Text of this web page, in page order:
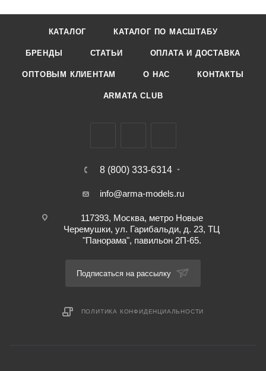
КАТАЛОГ КАТАЛОГ ПО МАСШТАБУ
БРЕНДЫ СТАТЬИ ОПЛАТА И ДОСТАВКА
ОПТОВЫМ КЛИЕНТАМ О НАС КОНТАКТЫ
ARMATA CLUB
8 (800) 333-6314
info@arma-models.ru
117393, Москва, метро Новые
Черемушки, ул. Гарибальди, д. 23, ТЦ
"Панорама", павильон 2П-65.
Подписаться на рассылку
ПОЛИТИКА КОНФИДЕНЦИАЛЬНОСТИ